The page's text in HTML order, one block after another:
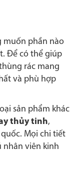
muốn phần nào
Để có thể giúp
rác mang
và phù hợp
sản phẩm khác
thủy tinh,
Mọi chi tiết
nhân viên kinh